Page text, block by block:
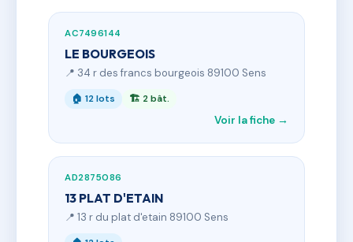
AC7496144
LE BOURGEOIS
📍 34 r des francs bourgeois 89100 Sens
🏠 12 lots 🏗 2 bât.
Voir la fiche →
AD2875086
13 PLAT D'ETAIN
📍 13 r du plat d'etain 89100 Sens